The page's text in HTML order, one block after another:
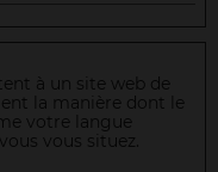
à un site web de
la manière dont le
votre langue
vous situez.